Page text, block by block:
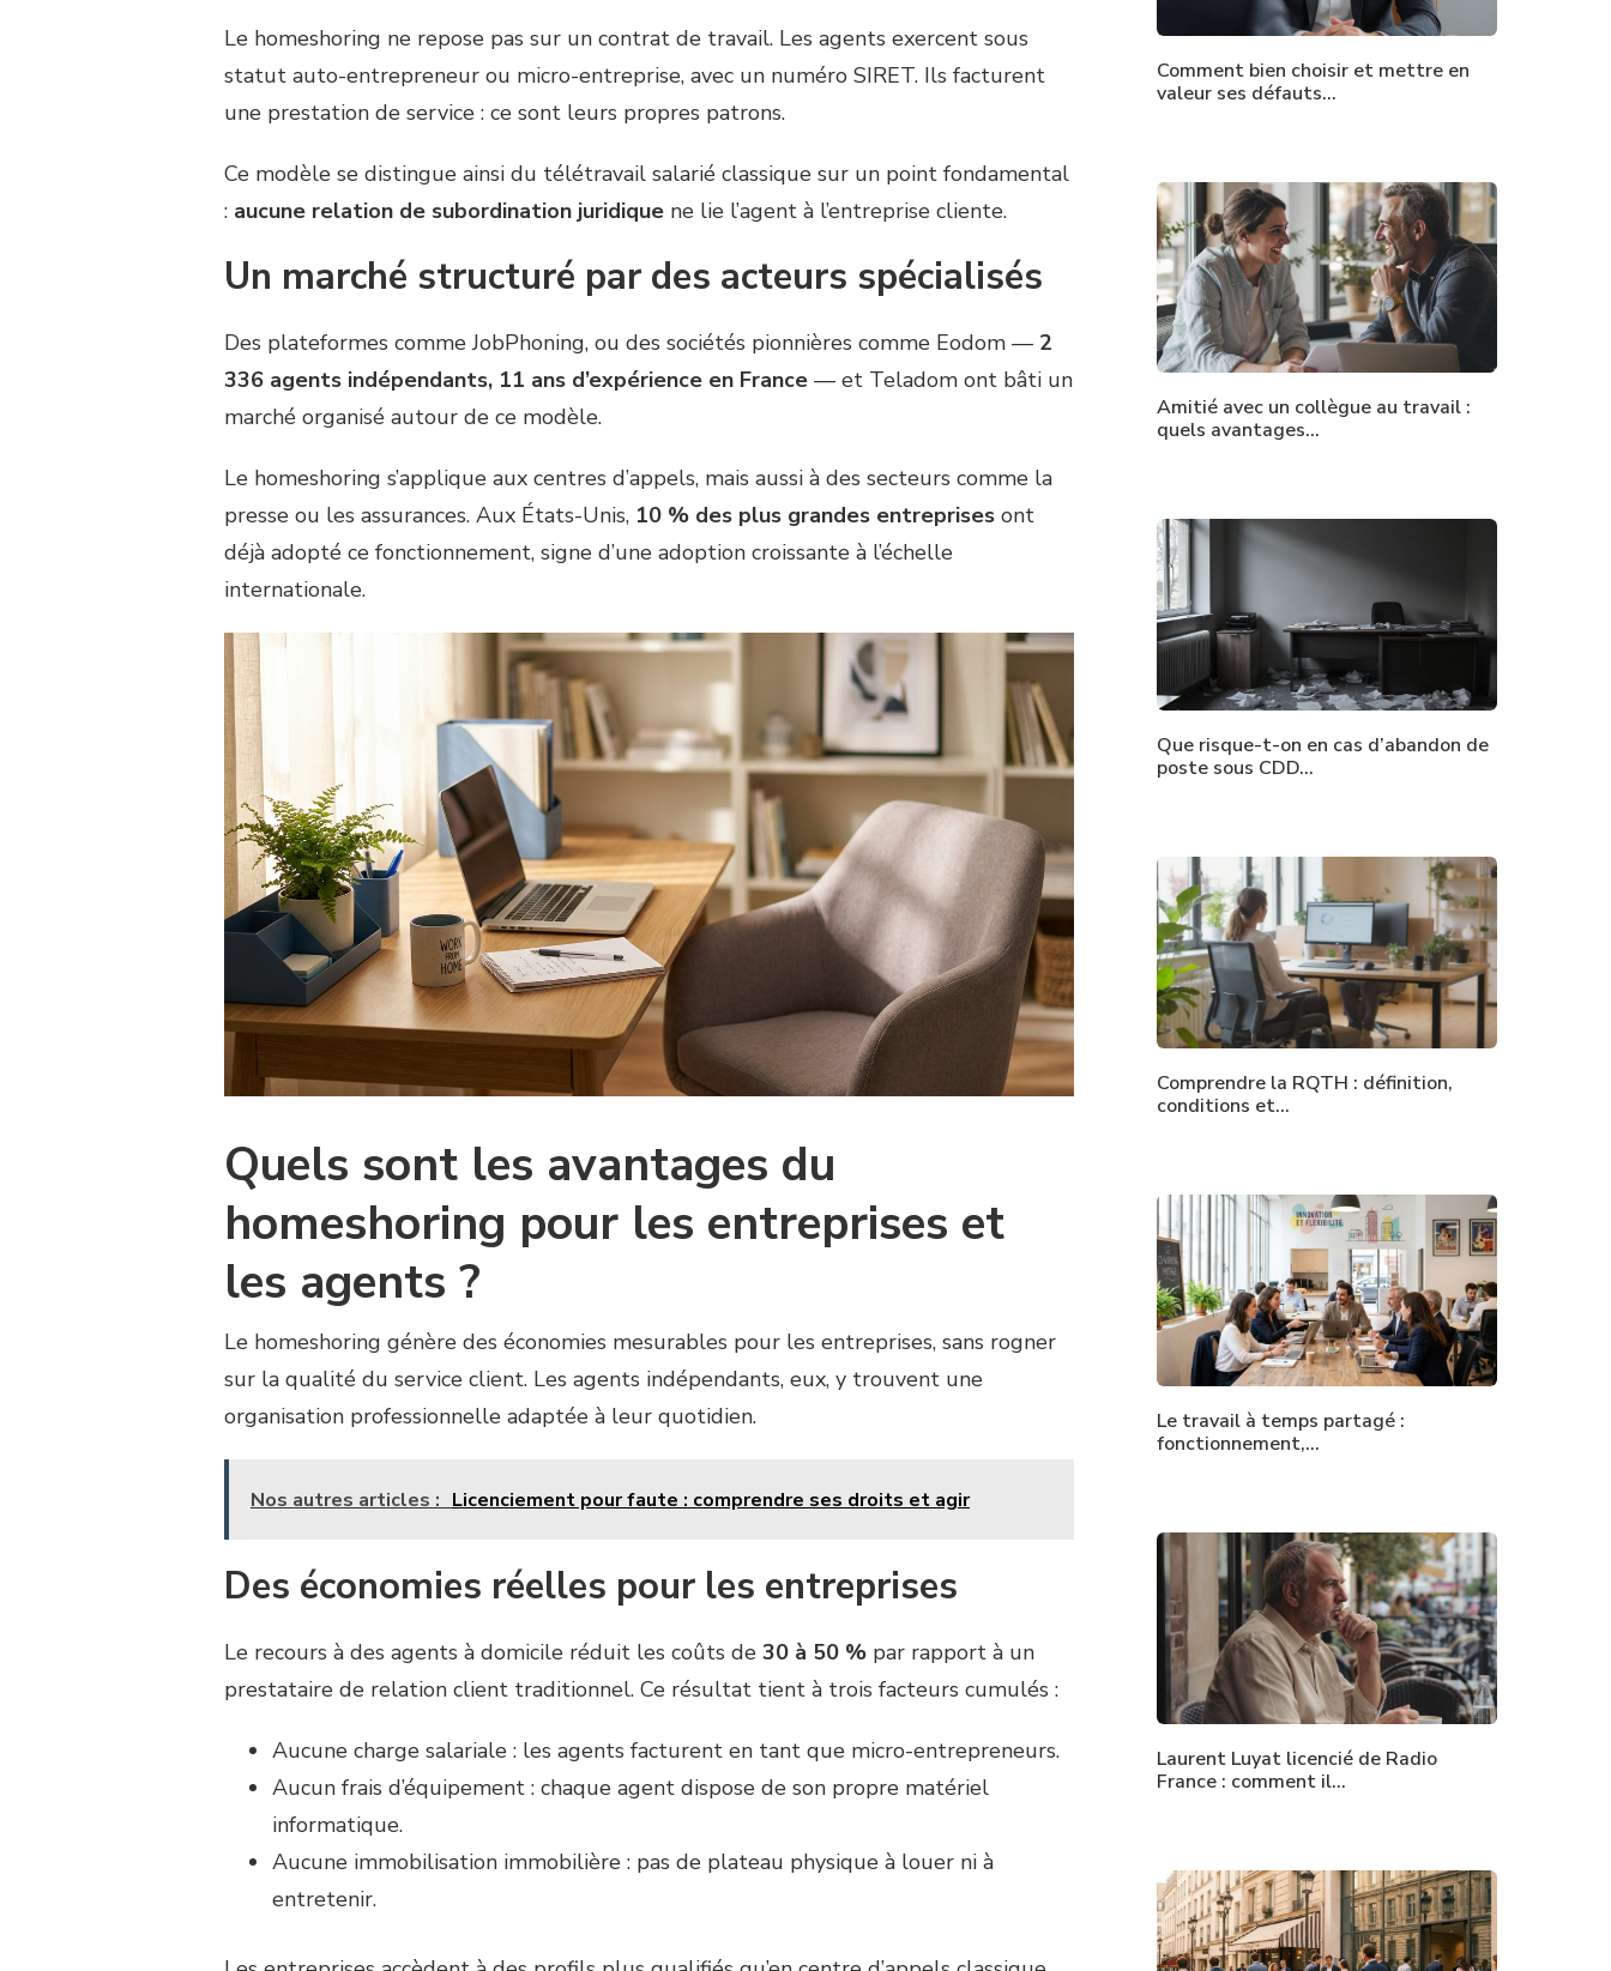
Le homeshoring ne repose pas sur un contrat de travail. Les agents exercent sous
statut auto-entrepreneur ou micro-entreprise, avec un numéro SIRET. Ils facturent
une prestation de service : ce sont leurs propres patrons.
Ce modèle se distingue ainsi du télétravail salarié classique sur un point fondamental
: aucune relation de subordination juridique ne lie l’agent à l’entreprise cliente.
Un marché structuré par des acteurs spécialisés
Des plateformes comme JobPhoning, ou des sociétés pionnières comme Eodom — 2
336 agents indépendants, 11 ans d’expérience en France — et Teladom ont bâti un
marché organisé autour de ce modèle.
Le homeshoring s’applique aux centres d’appels, mais aussi à des secteurs comme la
presse ou les assurances. Aux États-Unis, 10 % des plus grandes entreprises ont
déjà adopté ce fonctionnement, signe d’une adoption croissante à l’échelle
internationale.
Quels sont les avantages du
homeshoring pour les entreprises et
les agents ?
Le homeshoring génère des économies mesurables pour les entreprises, sans rogner
sur la qualité du service client. Les agents indépendants, eux, y trouvent une
organisation professionnelle adaptée à leur quotidien.
Nos autres articles : Licenciement pour faute : comprendre ses droits et agir
Des économies réelles pour les entreprises
Le recours à des agents à domicile réduit les coûts de 30 à 50 % par rapport à un
prestataire de relation client traditionnel. Ce résultat tient à trois facteurs cumulés :
Aucune charge salariale : les agents facturent en tant que micro-entrepreneurs.
Aucun frais d’équipement : chaque agent dispose de son propre matériel
informatique.
Aucune immobilisation immobilière : pas de plateau physique à louer ni à
entretenir.
Comment bien choisir et mettre en
valeur ses défauts…
Amitié avec un collègue au travail :
quels avantages…
Que risque-t-on en cas d’abandon de
poste sous CDD…
Comprendre la RQTH : définition,
conditions et…
Le travail à temps partagé :
fonctionnement,…
Laurent Luyat licencié de Radio
France : comment il…